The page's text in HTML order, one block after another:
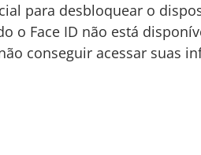
para desbloquear o
o Face ID não está
conseguir acessar suas